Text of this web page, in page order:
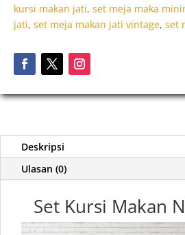
kursi makan jati, set meja maka
jati, set meja makan jati vintage, set
Deskripsi
Ulasan (0)
Set Kursi Makan